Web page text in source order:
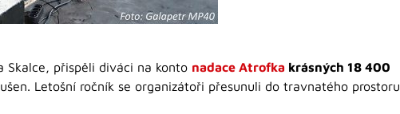
přispěli diváci na konto nadace Atrofka krásných 18 400
Letošní ročník se organizátoři přesunuli do travnatého prostoru